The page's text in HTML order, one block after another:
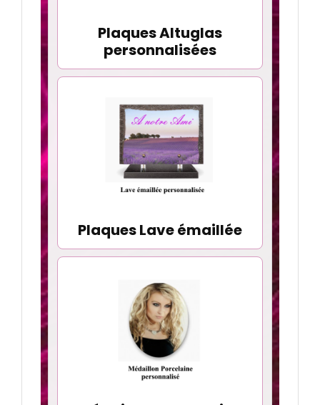
Plaques Altuglas
personnalisées
Plaques Lave émaillée